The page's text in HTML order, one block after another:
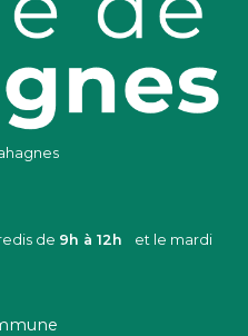
de 9h à 12h et le mardi